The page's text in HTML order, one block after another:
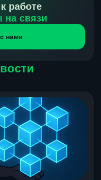
а на другой части
сайте, является
напиши в онлайн-
работе
связи
нами